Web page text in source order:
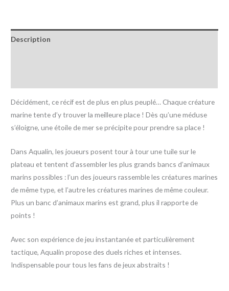
Description
Décidément, ce récif est de plus en plus peuplé… Chaque créature
marine tente d’y trouver la meilleure place ! Dès qu’une méduse
s’éloigne, une étoile de mer se précipite pour prendre sa place !
Dans Aqualin, les joueurs posent tour à tour une tuile sur le
plateau et tentent d’assembler les plus grands bancs d’animaux
marins possibles : l’un des joueurs rassemble les créatures marines
de même type, et l’autre les créatures marines de même couleur.
Plus un banc d’animaux marins est grand, plus il rapporte de
points !
Avec son expérience de jeu instantanée et particulièrement
tactique, Aqualin propose des duels riches et intenses.
Indispensable pour tous les fans de jeux abstraits !